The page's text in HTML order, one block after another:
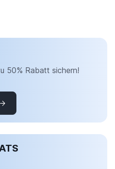
50% Rabatt sichern!